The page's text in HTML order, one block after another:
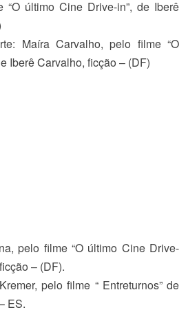
“O último Cine Drive-in”, de Iberê
: Maíra Carvalho, pelo filme “O
Iberê Carvalho, ficção – (DF)
pelo filme “O último Cine Drive-
– (DF).
pelo filme “ Entreturnos” de
ES.